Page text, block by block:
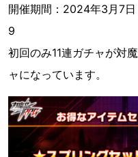
開催期間：2024年3月7
9
初回のみ11連ガチャが対
ャになっています。